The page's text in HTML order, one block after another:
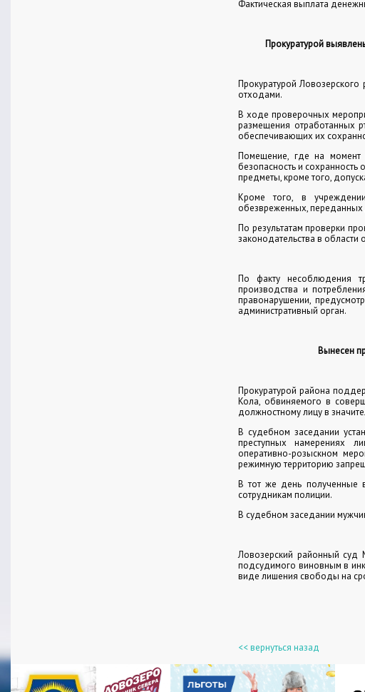
Фактическая выплата
Прокуратурой
Прокуратурой
отходами.
В ходе проверочных
размещения отработанных
обеспечивающих их
Помещение, где на момент
безопасность и сохранность
предметы, кроме того,
Кроме того, в
обезвреженных, переданных
По результатам проверки
законодательства в
По факту несоблюдения
производства и
правонарушении,
административный орган.
Вынесен
Прокуратурой района
Кола, обвиняемого в
должностному лицу в
В судебном заседании
преступных намерениях
оперативно-розыскном
режимную территорию
В тот же день полученные
сотрудникам полиции.
В судебном заседании
Ловозерский районный суд
подсудимого виновным в
виде лишения свободы на
<< вернуться назад